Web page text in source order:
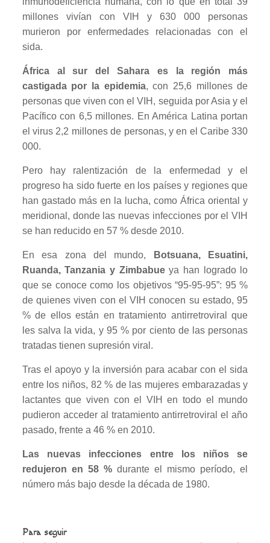
millones vivían con VIH y 630 000 personas
murieron por enfermedades relacionadas con el
sida.
África al sur del Sahara es la región más
castigada por la epidemia, con 25,6 millones de
personas que viven con el VIH, seguida por Asia y el
Pacífico con 6,5 millones. En América Latina portan
el virus 2,2 millones de personas, y en el Caribe 330
000.
Pero hay ralentización de la enfermedad y el
progreso ha sido fuerte en los países y regiones que
han gastado más en la lucha, como África oriental y
meridional, donde las nuevas infecciones por el VIH
se han reducido en 57 % desde 2010.
En esa zona del mundo,
Botsuana, Esuatini,
Ruanda, Tanzania y Zimbabueya han logrado lo
que se conoce como los objetivos “95-95-95”: 95 %
de quienes viven con el VIH conocen su estado, 95
% de ellos están en tratamiento antirretroviral que
les salva la vida, y 95 % por ciento de las personas
tratadas tienen supresión viral.
Tras el apoyo y la inversión para acabar con el sida
entre los niños, 82 % de las mujeres embarazadas y
lactantes que viven con el VIH en todo el mundo
pudieron acceder al tratamiento antirretroviral el año
pasado, frente a 46 % en 2010.
Las nuevas infecciones entre los niños se
redujeron en 58 %durante el mismo período, el
número más bajo desde la década de 1980.
Para seguir